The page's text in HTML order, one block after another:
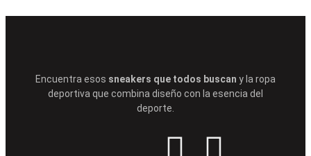
Encuentra esos sneakers que todos buscan y la ropa
deportiva que combina diseño con la esencia del
deporte.